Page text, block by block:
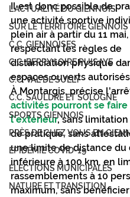
L'ACTUALITÉ DU GIENNOIS
SUR LE TERRITOIRE GIENNOIS
C.C. GIENNOISES
C.C. BERRY LOIRE PUISAYE
C.C. VAL DE SULLY
C.C. SAULDRE ET SOLOGNE
SPORTS GIENNOIS
PRÈS DE CHEZ VOUS EN
ÉPIDÉMIE COVID-19
ÉLECTIONS MUNICIPALES
NATURE ET TRANSITION
Il est donc possible de
une activité sportive
plein air à partir du 11
respectant les règles de
distanciation physique
espaces ouverts
À Montargis, précise
activités pourront se faire
l'extérieur, sans limitation
de pratique, sans
une limite de distance du
inférieure à 100 km, en
rassemblements à 10
maximum, sans